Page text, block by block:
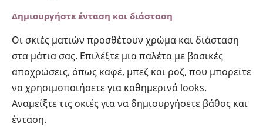
Δημιουργήστε ένταση και διάσταση
Οι σκιές ματιών προσθέτουν χρώμα και διάσταση
στα μάτια σας. Επιλέξτε μια παλέτα με βασικές
αποχρώσεις, όπως καφέ, μπεζ και ροζ, που μπορείτε
να χρησιμοποιήσετε για καθημερινά looks.
Αναμείξτε τις σκιές για να δημιουργήσετε βάθος και
ένταση.